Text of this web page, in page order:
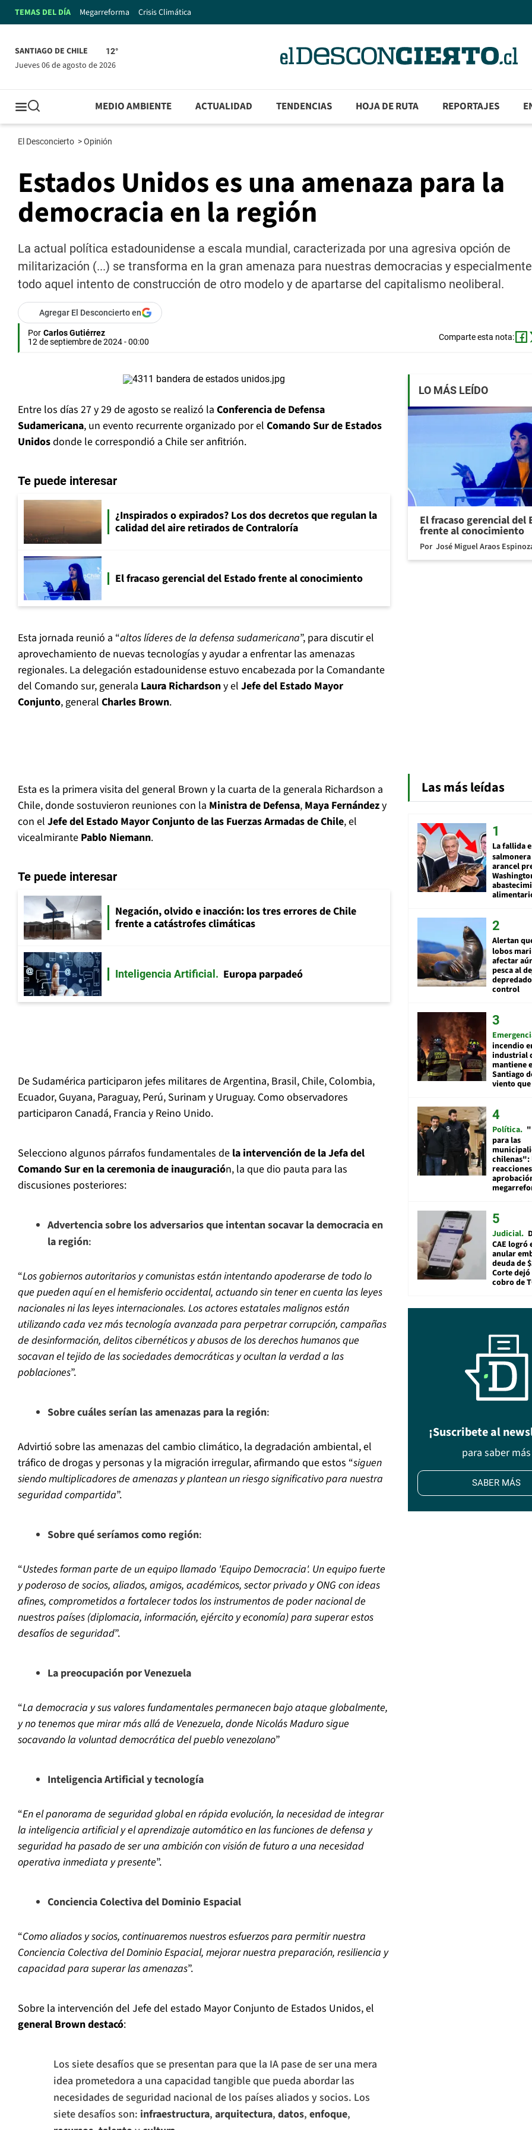
TEMAS DEL DÍA Megarreforma Crisis Climática
SANTIAGO DE CHILE 12°
jueves 06 de agosto de 2026
MEDIO AMBIENTE ACTUALIDAD TENDENCIAS HOJA DE RUTA REPORTAJES
El Desconcierto >Opinión
Estados Unidos es una amenaza para la
democracia en la región
La actual política estadounidense a escala mundial, caracterizada por una agresiva opción de
militarización (...) se transforma en la gran amenaza para nuestras democracias y
todo aquel intento de construcción de otro modelo y de apartarse del capitalismo neoliberal.
Agregar El Desconcierto en
Por Carlos Gutiérrez
12 de septiembre de 2024 - 00:00
Comparte esta nota:
Entre los días 27 y 29 de agosto se realizó la Conferencia de Defensa
Sudamericana, un evento recurrente organizado por el Comando Sur de Estados
Unidosdonde le correspondió a Chile ser anfitrión.
Te puede interesar
¿Inspirados o expirados? Los dos decretos que regulan la
calidad del aire retirados de Contraloría
El fracaso gerencial del Estado frente al conocimiento
Esta jornada reunió a “altos líderes de la defensa sudamericana”, para discutir el
aprovechamiento de nuevas tecnologías y ayudar a enfrentar las amenazas
regionales. La delegación estadounidense estuvo encabezada por la Comandante
del Comando sur, generala Laura Richardsony el Jefe del Estado Mayor
Conjunto, general Charles Brown.
Esta es la primera visita del general Brown y la cuarta de la generala Richardson a
Chile, donde sostuvieron reuniones con la Ministra de Defensa, Maya Fernándezy
con el Jefe del Estado Mayor Conjunto de las Fuerzas Armadas de Chile, el
vicealmirante Pablo Niemann.
Te puede interesar
Negación, olvido e inacción: los tres errores de Chile
frente a catástrofes climáticas
Inteligencia Artificial Europa parpadeó
De Sudamérica participaron jefes militares de Argentina, Brasil, Chile, Colombia,
Ecuador, Guyana, Paraguay, Perú, Surinam y Uruguay. Como observadores
participaron Canadá, Francia y Reino Unido.
Selecciono algunos párrafos fundamentales de la intervención de la Jefa del
Comando Sur en la ceremonia de inauguración, la que dio pauta para las
discusiones posteriores:
Advertencia sobre los adversarios que intentan socavar la democracia en
la región:
“Los gobiernos autoritarios y comunistas están intentando apoderarse de todo lo
que pueden aquí en el hemisferio occidental, actuando sin tener en cuenta las leyes
nacionales ni las leyes internacionales. Los actores estatales malignos están
utilizando cada vez más tecnología avanzada para perpetrar corrupción, campañas
de desinformación, delitos cibernéticos y abusos de los derechos humanos que
socavan el tejido de las sociedades democráticas y ocultan la verdad a las
poblaciones”.
Sobre cuáles serían las amenazas para la región:
Advirtió sobre las amenazas del cambio climático, la degradación ambiental, el
tráfico de drogas y personas y la migración irregular, afirmando que estos “siguen
siendo multiplicadores de amenazas y plantean un riesgo significativo para nuestra
seguridad compartida”.
Sobre qué seríamos como región:
“Ustedes forman parte de un equipo llamado 'Equipo Democracia'. Un equipo fuerte
y poderoso de socios, aliados, amigos, académicos, sector privado y ONG con ideas
afines, comprometidos a fortalecer todos los instrumentos de poder nacional de
nuestros países (diplomacia, información, ejército y economía) para superar estos
desafíos de seguridad”.
La preocupación por Venezuela
“La democracia y sus valores fundamentales permanecen bajo ataque globalmente,
y no tenemos que mirar más allá de Venezuela, donde Nicolás Maduro sigue
socavando la voluntad democrática del pueblo venezolano”
Inteligencia Artificial y tecnología
“En el panorama de seguridad global en rápida evolución, la necesidad de integrar
la inteligencia artificial y el aprendizaje automático en las funciones de defensa y
seguridad ha pasado de ser una ambición con visión de futuro a una necesidad
operativa inmediata y presente”.
Conciencia Colectiva del Dominio Espacial
“Como aliados y socios, continuaremos nuestros esfuerzos para permitir nuestra
Conciencia Colectiva del Dominio Espacial, mejorar nuestra preparación, resiliencia y
capacidad para superar las amenazas”.
Sobre la intervención del Jefe del estado Mayor Conjunto de Estados Unidos, el
general Brown destacó:
Los siete desafíos que se presentan para que la IA pase de ser una mera
idea prometedora a una capacidad tangible que pueda abordar las
necesidades de seguridad nacional de los países aliados y socios. Los
siete desafíos son: infraestructura, arquitectura, datos, enfoque,
LO MÁS LEÍDO
El fracaso gerencial del
frente al conocimiento
Por José Miguel Araos
Las más leídas
La fallida
arancel
Alertan
lobos
afectar
pesca al
control
incendio
industrial
mantiene
Santiago
viento que
Política
para las
chilenas":
Judicial
CAE logró
anular
deuda de
Corte
cobro de
¡Suscribete al
para saber más
SABER MÁS